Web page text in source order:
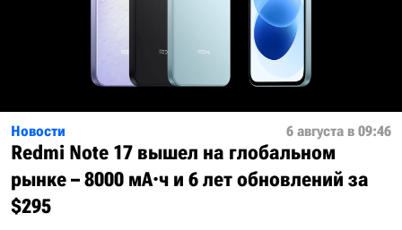
Новости 6 августа в 09:46
Redmi Note 17 вышел на глобальном
рынке – 8000 мА·ч и 6 лет обновлений за
$295